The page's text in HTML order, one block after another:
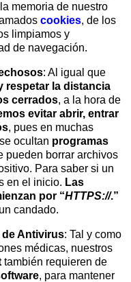
memoria de nuestro
cookies, de los
limpiamos y
de navegación.
: Al igual que
respetar la distancia
cerrados, a la hora de
evitar abrir, entrar
, pues en muchas
ocultan programas
pueden borrar archivos
Para saber si un
en el inicio. Las
por “HTTPS://.”
candado.
de Antivirus: Tal y como
médicas, nuestros
también requieren de
, para mantener